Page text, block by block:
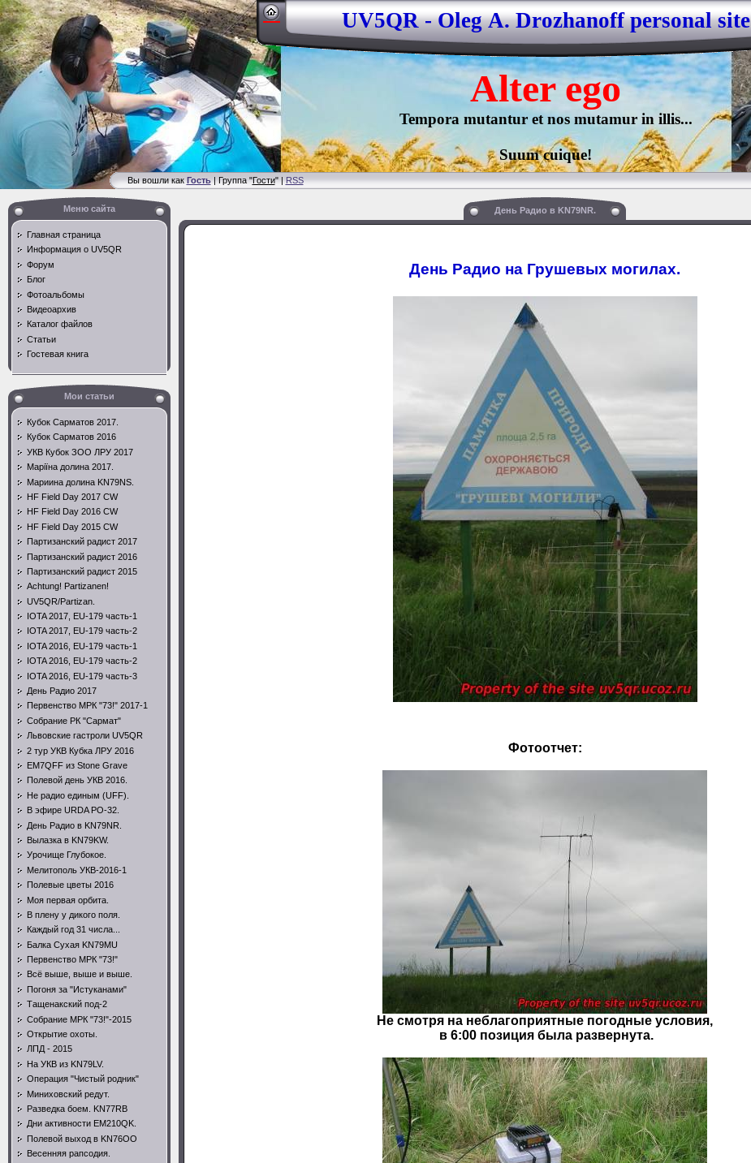
UV5QR - Oleg А. Drozhanoff personal site
Alter ego
Tempora mutantur et nos mutamur in illis...
Suum cuique!
Вы вошли какГость| Группа "Гости" |RSS
Меню сайта
Главная страница
Информация о UV5QR
Форум
Блог
Фотоальбомы
Видеоархив
Каталог файлов
Статьи
Гостевая книга
Мои статьи
Кубок Сарматов 2017.
Кубок Сарматов 2016
УКВ Кубок ЗОО ЛРУ 2017
Маріїна долина 2017.
Мариина долина KN79NS.
HF Field Day 2017 CW
HF Field Day 2016 CW
HF Field Day 2015 CW
Партизанский радист 2017
Партизанский радист 2016
Партизанский радист 2015
Achtung! Partizanen!
UV5QR/Partizan.
IOTA 2017, EU-179 часть-1
IOTA 2017, EU-179 часть-2
IOTA 2016, EU-179 часть-1
IOTA 2016, EU-179 часть-2
IOTA 2016, EU-179 часть-3
День Радио 2017
Первенство МРК "73!" 2017-1
Собрание РК "Сармат"
Львовские гастроли UV5QR
2 тур УКВ Кубка ЛРУ 2016
EM7QFF из Stone Grave
Полевой день УКВ 2016.
Не радио единым (UFF).
В эфире URDA PO-32.
День Радио в KN79NR.
Вылазка в KN79KW.
Урочище Глубокое.
Мелитополь УКВ-2016-1
Полевые цветы 2016
Моя первая орбита.
В плену у дикого поля.
Каждый год 31 числа...
Балка Сухая KN79MU
Первенство МРК "73!"
Всё выше, выше и выше.
Погоня за "Истуканами"
Тащенакский под-2
Собрание МРК "73!"-2015
Открытие охоты.
ЛПД - 2015
На УКВ из KN79LV.
Операция "Чистый родник"
Миниховский редут.
Разведка боем. KN77RB
Дни активности EM210QK.
Полевой выход в KN76OO
Весенняя рапсодия.
День Радио в KN79NR.
День Радио на Грушевых могилах.
Фотоотчет:
Не смотря на неблагоприятные погодные условия,
в 6:00 позиция была развернута.